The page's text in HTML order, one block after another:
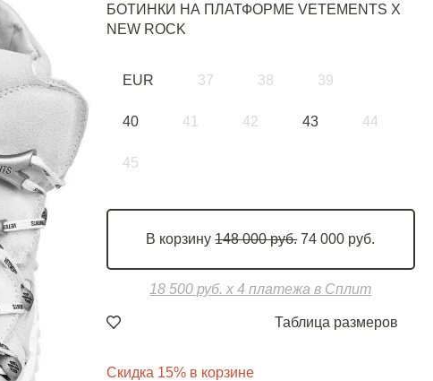
БОТИНКИ НА ПЛАТФОРМЕ VETEMENTS X
NEW ROCK
EUR 37 38 39
40 41 42 43 44
45
В корзину148 000 руб.74 000 руб.
18 500 руб. х 4 платежа в Сплит
Таблица размеров
Скидка 15% в корзине